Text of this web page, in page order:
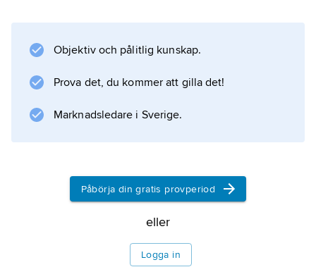
Objektiv och pålitlig kunskap.
Prova det, du kommer att gilla det!
Marknadsledare i Sverige.
Påbörja din gratis provperiod
eller
Logga in